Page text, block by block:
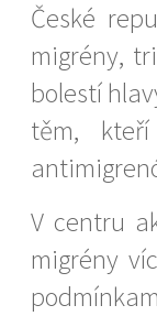
České
migrény,
bolestí
těm,
V centru
migrény